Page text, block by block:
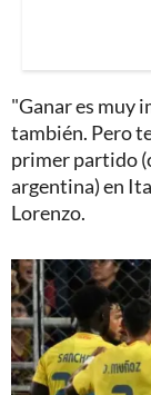
"Ganar es muy
también. Pero
primer partido
argentina) en
Lorenzo.